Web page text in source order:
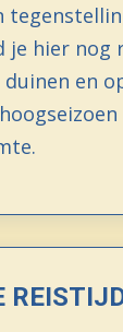
je hier
en